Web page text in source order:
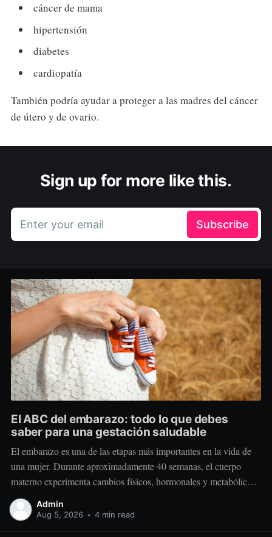
cáncer de mama
hipertensión
diabetes
cardiopatía
También podría ayudar a proteger a las madres del cáncer
de útero y de ovario.
Sign up for more like this.
Enter your email Subscribe
El ABC del embarazo: todo lo que debes
saber para una gestación saludable
El embarazo es una de las etapas más importantes en la vida de
una mujer. Durante aproximadamente 40 semanas, el cuerpo
materno experimenta cambios físicos, hormonales y metabólicos
extraordinarios para crear y sostener una nueva vida. Más allá de
“comer por dos”, el embarazo requiere comer mejor, nutrir
Admin
Aug 5, 2026 • 4 min read